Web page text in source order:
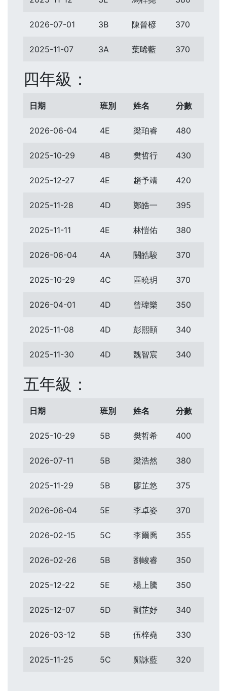
2026-07-01 3B 陳晉楌 370
2025-11-07 3A 葉晞藍 370
四年級：
日期 班別 姓名 分數
2026-06-04 4E 梁珀睿 480
2025-10-29 4B 樊哲行 430
2025-12-27 4E 趙予靖 420
2025-11-28 4D 鄭皓一 395
2025-11-11 4E 林愷佑 380
2026-06-04 4A 關皓駿 370
2025-10-29 4C 區曉玥 370
2026-04-01 4D 曾瑋樂 350
2025-11-08 4D 彭熙頤 340
2025-11-30 4D 魏智宸 340
五年級：
日期 班別 姓名 分數
2025-10-29 5B 樊哲希 400
2026-07-11 5B 梁浩然 380
2025-11-29 5B 廖芷悠 375
2026-06-04 5E 李卓姿 370
2026-02-15 5C 李爾喬 355
2026-02-26 5B 劉峻睿 350
2025-12-22 5E 楊上騰 350
2025-12-07 5D 劉芷妤 340
2026-03-12 5B 伍梓堯 330
2025-11-25 5C 鄺詠藍 320